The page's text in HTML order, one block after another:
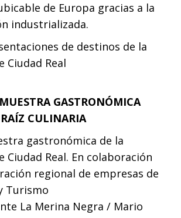
de Europa gracias a la
industrializada.
de destinos de la
Ciudad Real
GASTRONÓMICA
CULINARIA
gastronómica de la
Ciudad Real. En colaboración
regional de empresas de
Turismo
La Merina Negra / Mario